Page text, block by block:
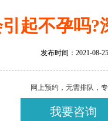
起不孕吗?
发布时间：2021-08-
网上预约，无需排队，
我要咨询